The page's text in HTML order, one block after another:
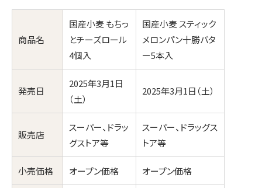
商品名
国産小麦 もちっ
とチーズロール
4個入
国産小麦 スティック
メロンパン十勝バタ
ー5本入
発売日
2025年3月1日
（土）
2025年3月1日（土）
販売店
スーパー、ドラッ
グストア等
スーパー、ドラッグス
トア等
小売価格 オープン価格 オープン価格